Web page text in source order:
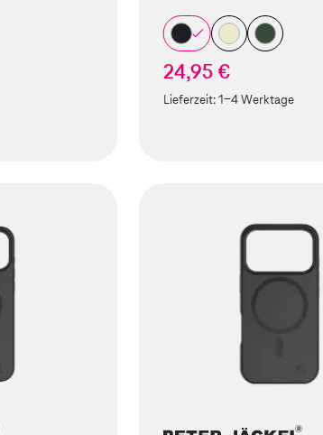
24,95 €
Lieferzeit:1-4 Werktage